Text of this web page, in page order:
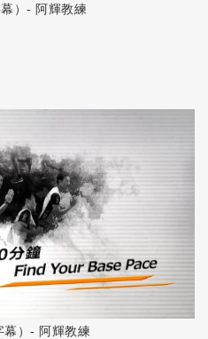
）- 阿輝教練
幕）- 阿輝教練